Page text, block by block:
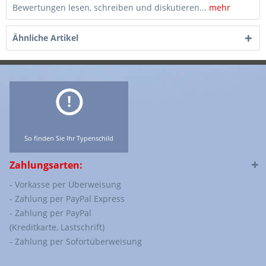
Bewertungen lesen, schreiben und diskutieren... mehr
Ähnliche Artikel
So finden Sie Ihr Typenschild
Zahlungsarten:
- Vorkasse per Überweisung
- Zahlung per PayPal Express
- Zahlung per PayPal
(Kreditkarte, Lastschrift)
- Zahlung per Sofortüberweisung